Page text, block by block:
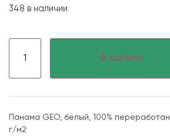
348 в наличии
В корзину
Панама GEO, белый, 100%
г/м2